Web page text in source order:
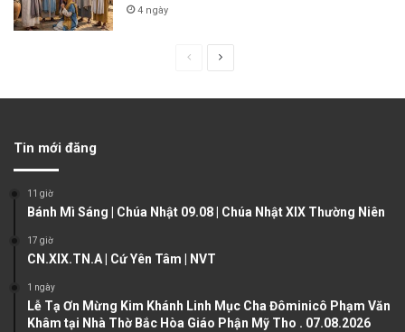
4 ngày
u
p
g
g
Tin mới đăng
11 giờ
Bánh Mì Sáng | Chúa Nhật 09.08 | Chúa Nhật XIX Thường Niên
17 giờ
CN.XIX.TN.A | Cứ Yên Tâm | NVT
1 ngày
Lễ Tạ Ơn Mừng Kim Khánh Linh Mục Cha Đôminicô Phạm Văn
Khâm tại Nhà Thờ Bắc Hòa Giáo Phận Mỹ Tho . 07.08.2026